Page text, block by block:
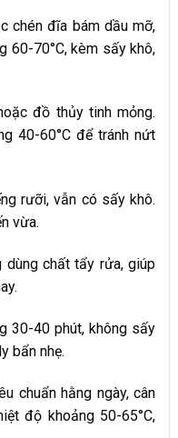
chén đĩa bám dầu mỡ,
60-70°C, kèm sấy khô,
đồ thủy tinh mỏng.
40-60°C để tránh nứt
rưỡi, vẫn có sấy khô.
vừa.
dùng chất tẩy rửa, giúp
30-40 phút, không sấy
bẩn nhẹ.
chuẩn hằng ngày, cân
độ khoảng 50-65°C,